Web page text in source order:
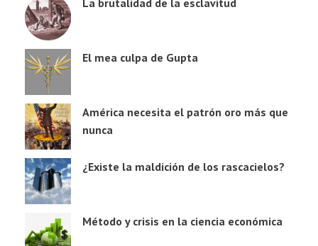
La brutalidad de la esclavitud
El mea culpa de Gupta
América necesita el patrón oro más que
nunca
¿Existe la maldición de los rascacielos?
Método y crisis en la ciencia económica